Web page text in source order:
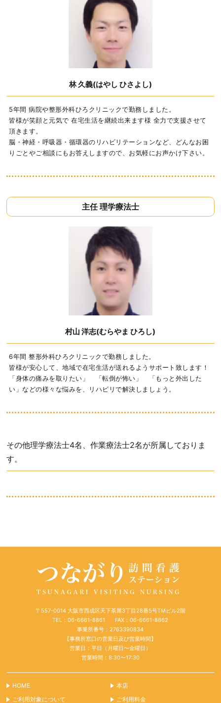
林 久義(はやし ひさよし)
5年間 病院や整形外科ひろクリニックで勤務しました。
皆様が笑顔と元気で 在宅生活を継続出来ます様 全力で支援させて
頂きます。
脳・神経・呼吸器・循環器のリハビリテーションなど、どんなお困
りごとやご相談にも お答えしますので、お気軽にお声かけ下さい。
主任 理学療法士
村山 洋志(むらやま ひろし)
6年間 整形外科ひろクリニックで勤務しました。
皆様が安心して、地域で在宅生活が送れるようサポート致します！
「身体の痛みを取りたい」 「転倒が怖い」 「もっと外出した
い」などの様々な悩みを、リハビリで解決しましょう。
その他理学療法士4名、作業療法士2名が所属しておりま
す。
〒557-0014 大阪市西成区天下茶屋3丁目28番5号TMビル2階
TEL：06-6661-8861
FAX：06-6661-8862
事業所番号：2763390834
【事務所窓口の営業日及び営業時間】
営業日：平日（月曜日〜金曜日）
営業時間：8:30〜17:30
HOME
本店
ご利用対象について
ご利用料金